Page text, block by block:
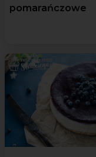
pomarańczowe